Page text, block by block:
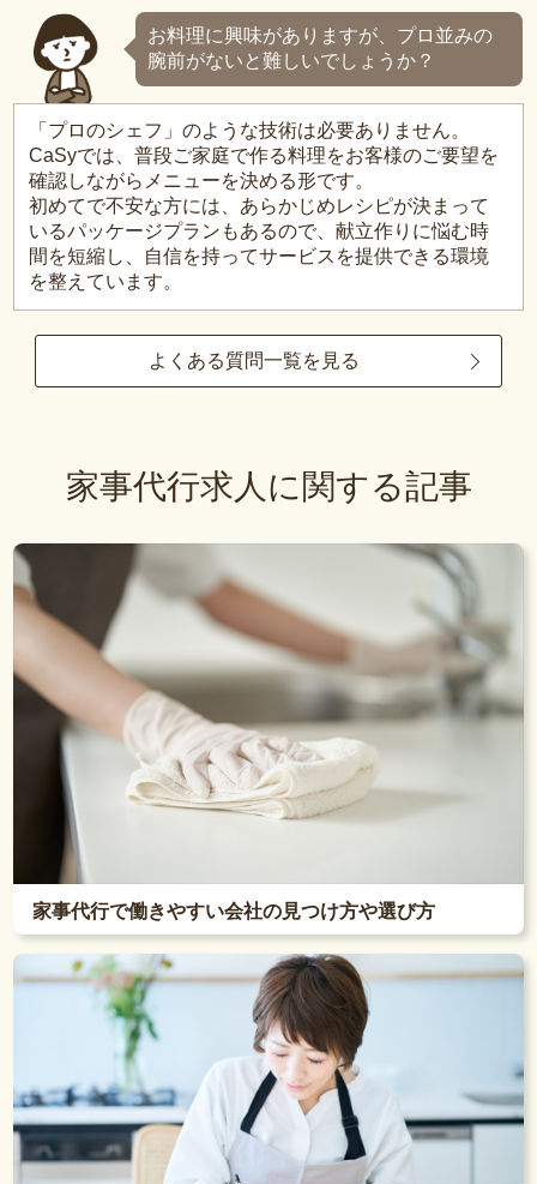
お料理に興味がありますが、プロ並みの
腕前がないと難しいでしょうか？
「プロのシェフ」のような技術は必要ありません。
CaSyでは、普段ご家庭で作る料理をお客様のご要望を
確認しながらメニューを決める形です。
初めてで不安な方には、あらかじめレシピが決まって
いるパッケージプランもあるので、献立作りに悩む時
間を短縮し、自信を持ってサービスを提供できる環境
を整えています。
よくある質問一覧を見る
家事代行求人に関する記事
家事代行で働きやすい会社の見つけ方や選び方